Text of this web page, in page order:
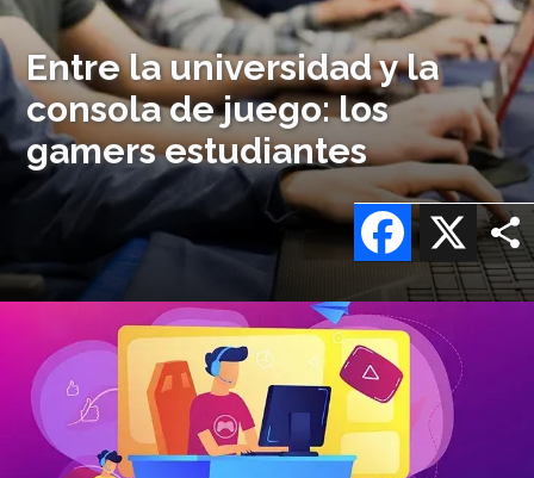
Entre la universidad y la
consola de juego: los
gamers estudiantes
X
Facebook
logo